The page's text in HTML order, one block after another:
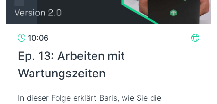
10:06
Ep. 13: Arbeiten mit
Wartungszeiten
In dieser Folge erklärt Baris, wie Sie die